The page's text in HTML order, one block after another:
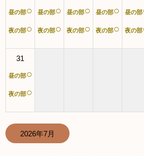
昼の部○
夜の部○
昼の部○
夜の部○
昼の部○
夜の部○
昼の部○
夜の部○
昼の部
夜の部
31
昼の部○
夜の部○
2026年7月